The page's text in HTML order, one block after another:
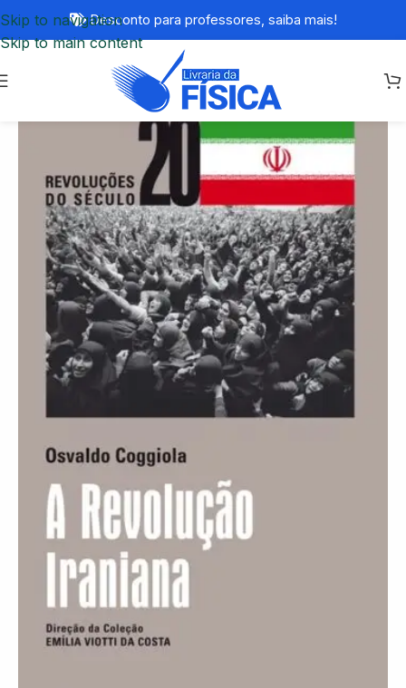
Skip to navigation
Skip to main content
Desconto para professores, saiba mais!